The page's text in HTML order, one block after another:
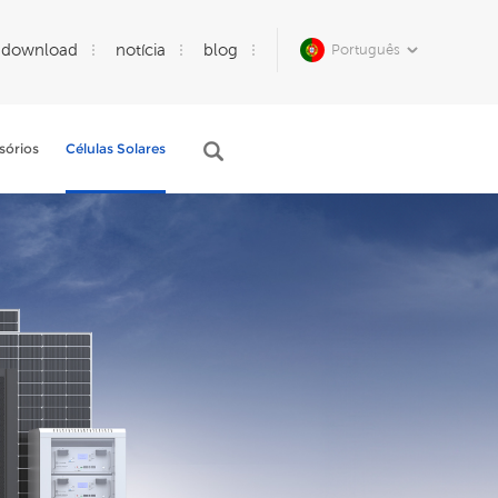
Português
download notícia blog
Células Solares